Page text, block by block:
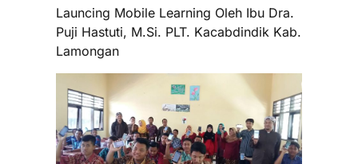
Launcing Mobile Learning Oleh Ibu Dra.
Puji Hastuti, M.Si. PLT. Kacabdindik Kab.
Lamongan